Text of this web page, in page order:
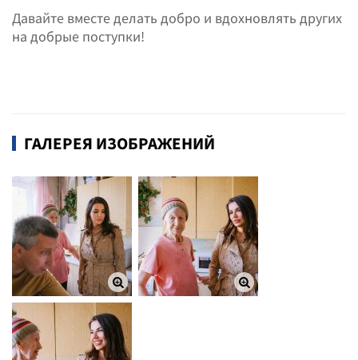
Давайте вместе делать добро и вдохновлять других
на добрые поступки!
ГАЛЕРЕЯ ИЗОБРАЖЕНИЙ